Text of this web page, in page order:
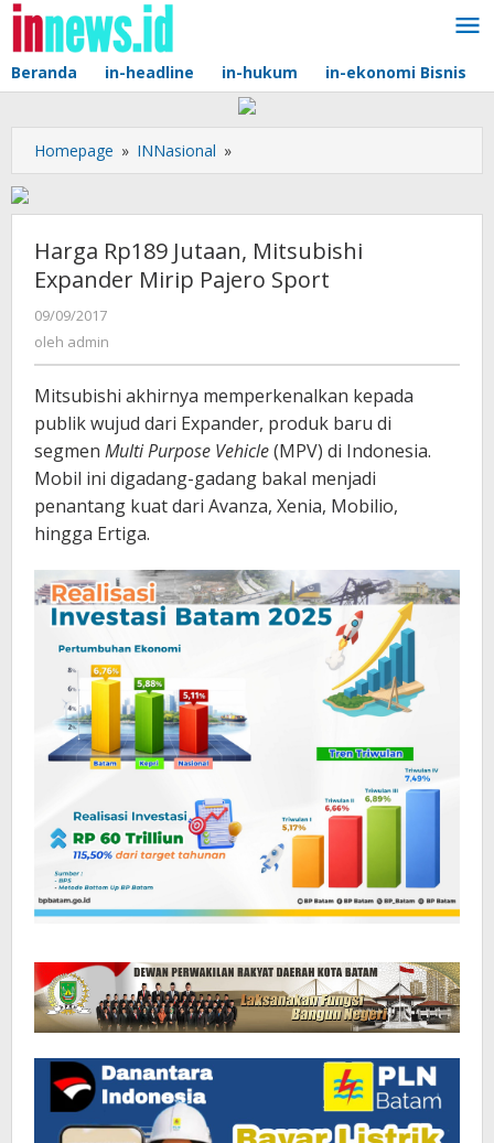
Lewati
konten
Beranda in-headline in-hukum in-ekonomi Bisnis
Homepage » INNasional »
Rp189
Mitsubishi
Expander
Mirip
Pajero
Harga Rp189 Jutaan, Mitsubishi
Expander Mirip Pajero Sport
09/09/2017
oleh admin
Mitsubishi akhirnya memperkenalkan kepada
publik wujud dari Expander, produk baru di
segmen Multi Purpose Vehicle(MPV) di Indonesia.
Mobil ini digadang-gadang bakal menjadi
penantang kuat dari Avanza, Xenia, Mobilio,
hingga Ertiga.